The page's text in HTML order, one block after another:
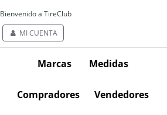
Bienvenido a TireClub
MI CUENTA
Marcas Medidas
Compradores Vendedores